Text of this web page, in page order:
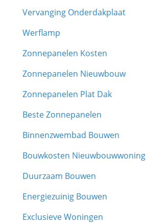
Vervanging Onderdakplaat
Werflamp
Zonnepanelen Kosten
Zonnepanelen Nieuwbouw
Zonnepanelen Plat Dak
Beste Zonnepanelen
Binnenzwembad Bouwen
Bouwkosten Nieuwbouwwoning
Duurzaam Bouwen
Energiezuinig Bouwen
Exclusieve Woningen